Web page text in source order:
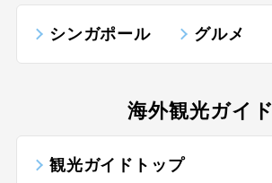
シンガポール グルメ
海外観光ガイド
観光ガイドトップ